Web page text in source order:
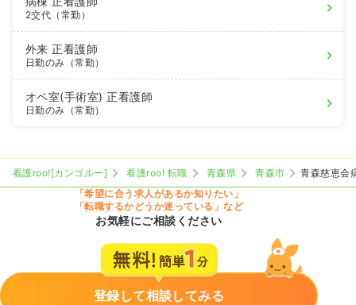
2交代（常勤）
外来正看護師
日勤のみ（常勤）
オペ室(手術室)正看護師
日勤のみ（常勤）
看護roo![カンゴルー] 看護roo! 転職 青森県 青森市
青森慈恵会
「希望に合う求人があるか知りたい」
「転職するかどうか迷っている」など
お気軽にご相談ください
登録して相談してみる